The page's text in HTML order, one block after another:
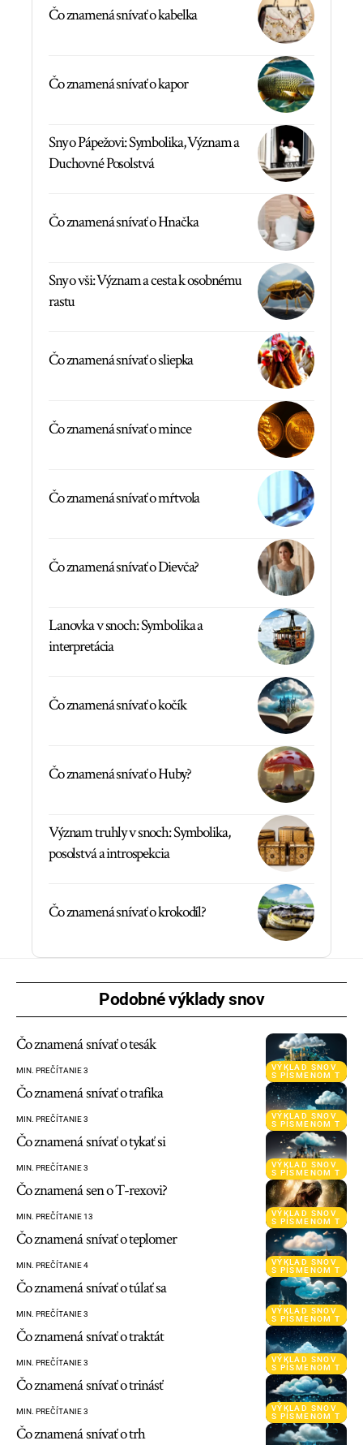
Čo znamená snívať o kabelka
Čo znamená snívať o kapor
Sny o Pápežovi: Symbolika, Význam a
Duchovné Posolstvá
Čo znamená snívať o Hnačka
Sny o vši: Význam a cesta k osobnému
rastu
Čo znamená snívať o sliepka
Čo znamená snívať o mince
Čo znamená snívať o mŕtvola
Čo znamená snívať o Dievča?
Lanovka v snoch: Symbolika a
interpretácia
Čo znamená snívať o kočík
Čo znamená snívať o Huby?
Význam truhly v snoch: Symbolika,
posolstvá a introspekcia
Čo znamená snívať o krokodíl?
Podobné výklady snov
VÝKLAD SNOV
S PÍSMENOM T
Čo znamená snívať o tesák
MIN. PREČÍTANIE 3
VÝKLAD SNOV
S PÍSMENOM T
Čo znamená snívať o trafika
MIN. PREČÍTANIE 3
VÝKLAD SNOV
S PÍSMENOM T
Čo znamená snívať o tykať si
MIN. PREČÍTANIE 3
VÝKLAD SNOV
S PÍSMENOM T
Čo znamená sen o T-rexovi?
MIN. PREČÍTANIE 13
VÝKLAD SNOV
S PÍSMENOM T
Čo znamená snívať o teplomer
MIN. PREČÍTANIE 4
VÝKLAD SNOV
S PÍSMENOM T
Čo znamená snívať o túlať sa
MIN. PREČÍTANIE 3
VÝKLAD SNOV
S PÍSMENOM T
Čo znamená snívať o traktát
MIN. PREČÍTANIE 3
VÝKLAD SNOV
S PÍSMENOM T
Čo znamená snívať o trinásť
MIN. PREČÍTANIE 3
Čo znamená snívať o trh